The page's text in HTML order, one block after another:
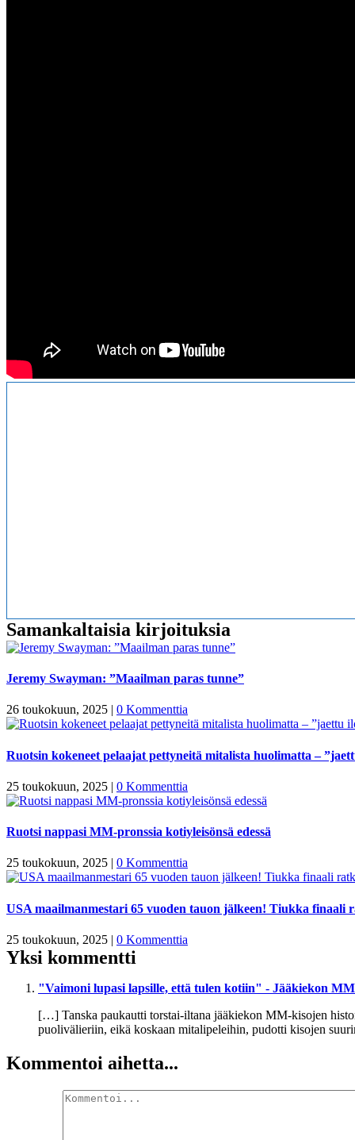
Samankaltaisia kirjoituksia
Jeremy Swayman: ”Maailman paras tunne”
26 toukokuun, 2025 | 0 Kommenttia
Ruotsin kokeneet pelaajat pettyneitä mitalista huolimatta –
25 toukokuun, 2025 | 0 Kommenttia
Ruotsi nappasi MM-pronssia kotiyleisönsä edessä
25 toukokuun, 2025 0 Kommenttia
USA maailmanmestari 65 vuoden tauon jälkeen! Tiukka finaali
25 toukokuun, 2025 | 0 Kommenttia
Yksi kommentti
"Vaimoni lupasi lapsille, että tulen kotiin" - Jääkiekon
[…] Tanska paukautti torstai-iltana jääkiekon MM-kisojen
puolivälieriin, eikä koskaan mitalipeleihin, pudotti kisojen
Kommentoi aihetta...